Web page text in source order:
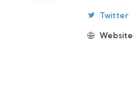
Twitter
Website